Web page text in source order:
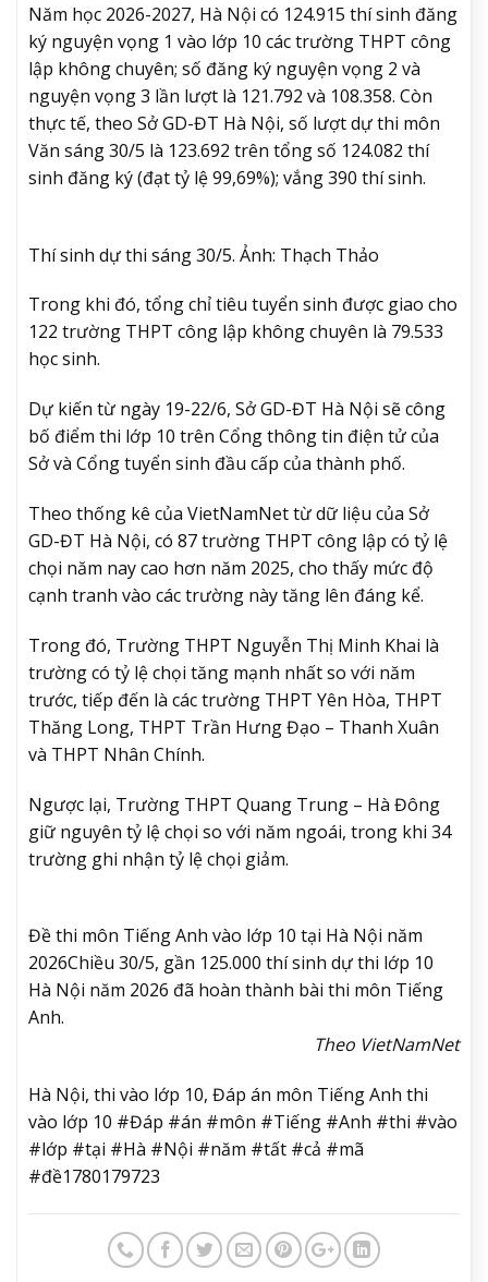
Năm học 2026-2027, Hà Nội có 124.915 thí sinh đăng
ký nguyện vọng 1 vào lớp 10 các trường THPT công
lập không chuyên; số đăng ký nguyện vọng 2 và
nguyện vọng 3 lần lượt là 121.792 và 108.358. Còn
thực tế, theo Sở GD-ĐT Hà Nội, số lượt dự thi môn
Văn sáng 30/5 là 123.692 trên tổng số 124.082 thí
sinh đăng ký (đạt tỷ lệ 99,69%); vắng 390 thí sinh.
Thí sinh dự thi sáng 30/5. Ảnh: Thạch Thảo
Trong khi đó, tổng chỉ tiêu tuyển sinh được giao cho
122 trường THPT công lập không chuyên là 79.533
học sinh.
Dự kiến từ ngày 19-22/6, Sở GD-ĐT Hà Nội sẽ công
bố điểm thi lớp 10 trên Cổng thông tin điện tử của
Sở và Cổng tuyển sinh đầu cấp của thành phố.
Theo thống kê của VietNamNet từ dữ liệu của Sở
GD-ĐT Hà Nội, có 87 trường THPT công lập có tỷ lệ
chọi năm nay cao hơn năm 2025, cho thấy mức độ
cạnh tranh vào các trường này tăng lên đáng kể.
Trong đó, Trường THPT Nguyễn Thị Minh Khai là
trường có tỷ lệ chọi tăng mạnh nhất so với năm
trước, tiếp đến là các trường THPT Yên Hòa, THPT
Thăng Long, THPT Trần Hưng Đạo – Thanh Xuân
và THPT Nhân Chính.
Ngược lại, Trường THPT Quang Trung – Hà Đông
giữ nguyên tỷ lệ chọi so với năm ngoái, trong khi 34
trường ghi nhận tỷ lệ chọi giảm.
Đề thi môn Tiếng Anh vào lớp 10 tại Hà Nội năm
2026Chiều 30/5, gần 125.000 thí sinh dự thi lớp 10
Hà Nội năm 2026 đã hoàn thành bài thi môn Tiếng
Anh.
Theo VietNamNet
Hà Nội, thi vào lớp 10, Đáp án môn Tiếng Anh thi
vào lớp 10 #Đáp #án #môn #Tiếng #Anh #thi #vào
#lớp #tại #Hà #Nội #năm #tất #cả #mã
#đề1780179723